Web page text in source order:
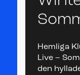
Hemliga
Live –
den